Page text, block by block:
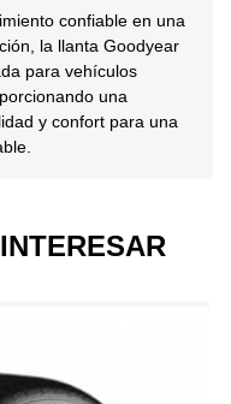
confiable en una
la llanta Goodyear
para vehículos
una
y confort para una